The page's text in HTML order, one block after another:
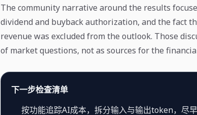
The community narrative around the results
dividend and buyback authorization, and the fact
revenue was excluded from the outlook. Those
of market questions, not as sources for the
下一步检查清单
按功能追踪AI成本，拆分输入与输出token，尽